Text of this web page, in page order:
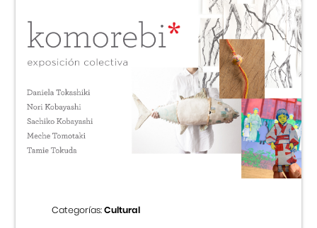
Categorías:Cultural